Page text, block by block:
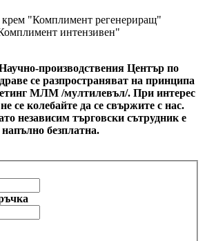
"Комплимент регенериращ"
интензивен"
производствения Център по
се разпространяват на принципа
МЛМ /мултилевъл/. При интерес
се колебайте да се свържите с нас.
независим търговски сътрудник е
напълно безплатна.